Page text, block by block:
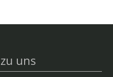
uns